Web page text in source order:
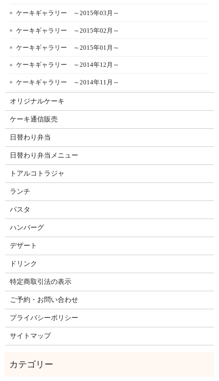
ケーキギャラリー ～2015年03月～
ケーキギャラリー ～2015年02月～
ケーキギャラリー ～2015年01月～
ケーキギャラリー ～2014年12月～
ケーキギャラリー ～2014年11月～
オリジナルケーキ
ケーキ通信販売
日替わり弁当
日替わり弁当メニュー
トアルコトラジャ
ランチ
パスタ
ハンバーグ
デザート
ドリンク
特定商取引法の表示
ご予約・お問い合わせ
プライバシーポリシー
サイトマップ